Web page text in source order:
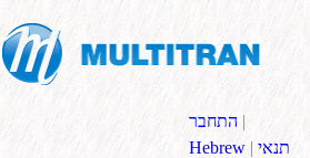
התחבר |
Hebrew | תנאי